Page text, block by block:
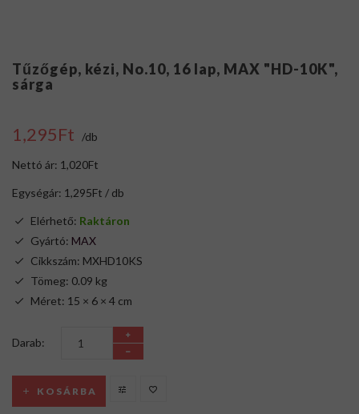
Tűzőgép, kézi, No.10, 16 lap, MAX "HD-10K",
sárga
1,295Ft /db
Nettó ár: 1,020Ft
Egységár: 1,295Ft / db
Elérhető: Raktáron
Gyártó: MAX
Cikkszám: MXHD10KS
Tömeg: 0.09 kg
Méret: 15 × 6 × 4 cm
Darab:
KOSÁRBA